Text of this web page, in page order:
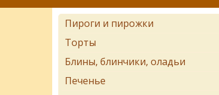
Пироги и пирожки
Торты
Блины, блинчики, оладьи
Печенье